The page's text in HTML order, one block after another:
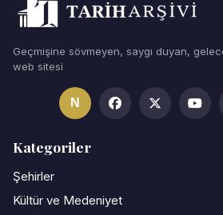
Geçmişine sövmeyen, saygı duyan,
web sitesi
N
Kategoriler
Şehirler
Kültür ve Medeniyet